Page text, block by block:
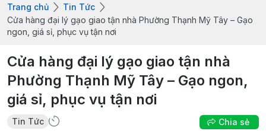
Trang chủ
Tin Tức
Cửa hàng đại lý gạo giao tận nhà Phường Thạnh Mỹ Tây – Gạo
ngon, giá sỉ, phục vụ tận nơi
Cửa hàng đại lý gạo giao tận nhà
Phường Thạnh Mỹ Tây – Gạo ngon,
giá sỉ, phục vụ tận nơi
Tin Tức Chia sẻ